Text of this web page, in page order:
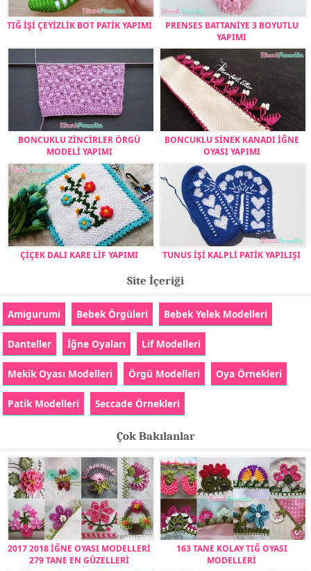
TIĞ İŞİ ÇEYİZLİK BOT PATİK YAPIMI
PRENSES BATTANİYE 3 BOYUTLU
YAPIMI
BONCUKLU ZİNCİRLER ÖRGÜ
MODELİ YAPIMI
BONCUKLU SİNEK KANADI İĞNE
OYASI YAPIMI
ÇİÇEK DALI KARE LİF YAPIMI TUNUS İŞİ KALPLİ PATİK YAPILIŞI
Site İçeriği
Amigurumi Bebek Örgüleri Bebek Yelek Modelleri
Danteller İğne Oyaları Lif Modelleri
Mekik Oyası Modelleri Örgü Modelleri Oya Örnekleri
Patik Modelleri Seccade Örnekleri
Çok Bakılanlar
2017 2018 İĞNE OYASI MODELLERİ
279 TANE EN GÜZELLERİ
163 TANE KOLAY TIĞ OYASI
MODELLERİ